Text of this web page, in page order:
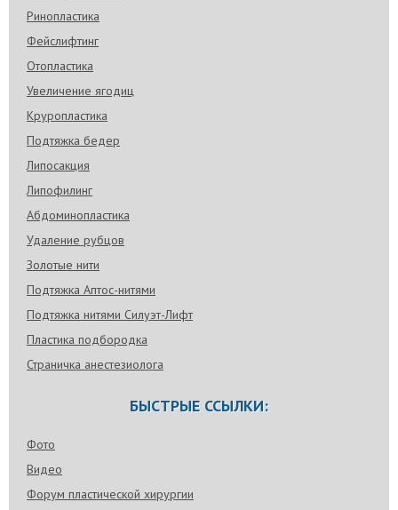
Ринопластика
Фейслифтинг
Отопластика
Увеличение ягодиц
Круропластика
Подтяжка бедер
Липосакция
Липофилинг
Абдоминопластика
Удаление рубцов
Золотые нити
Подтяжка Аптос-нитями
Подтяжка нитями Силуэт-Лифт
Пластика подбородка
Страничка анестезиолога
БЫСТРЫЕ ССЫЛКИ:
Фото
Видео
Форум пластической хирургии